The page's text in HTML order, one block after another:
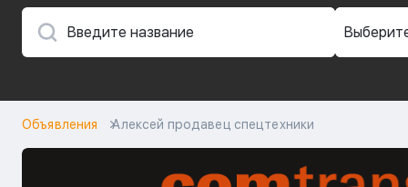
Объявления Алексей продавец спецтехники